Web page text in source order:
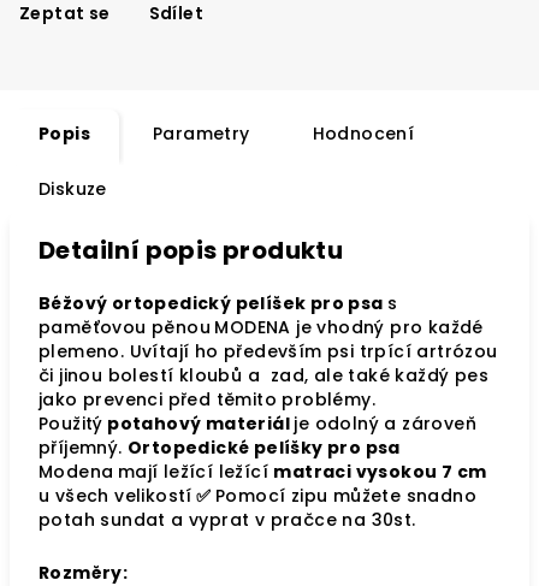
Zeptat se Sdílet
Popis Parametry Hodnocení
Diskuze
Detailní popis produktu
Béžový ortopedický pelíšek pro psa s
paměťovou pěnou MODENA je vhodný pro každé
plemeno. Uvítají ho především psi trpící artrózou
či jinou bolestí kloubů a zad, ale také každý pes
jako prevenci před těmito problémy.
Použitý potahový materiál je odolný a zároveň
příjemný. Ortopedické pelíšky pro psa
Modena mají ležící ležící matraci vysokou 7 cm
u všech velikostí ✅ Pomocí zipu můžete snadno
potah sundat a vyprat v pračce na 30st.
Rozměry: